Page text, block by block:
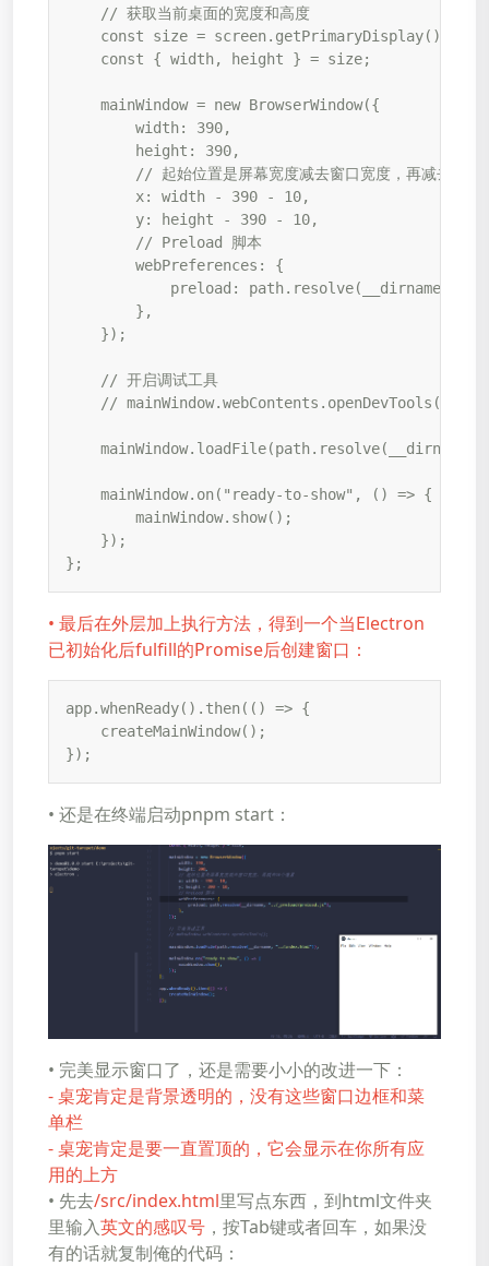
    // 获取当前桌面的宽度和高度
const size =
    const { width, height } = size;
    mainWindow = new BrowserWindow({
        width: 390,
        height: 390,
// 起始位置是屏幕宽度减去窗口宽度，再减去10个
        x: width - 390 - 10,
        y: height - 390 - 10,
        // Preload 脚本
        webPreferences: {
preload: path.resolve(__dirname,
        },
    });
    // 开启调试工具
    // mainWindow.webContents.openDevTools();
mainWindow.loadFile(path.resolve(__dirname,
    mainWindow.on("ready-to-show", () => {
        mainWindow.show();
    });
};
• 最后在外层加上执行方法，得到一个当Electron
已初始化后fulfill的Promise后创建窗口：
app.whenReady().then(() => {
    createMainWindow();
});
• 还是在终端启动pnpm start：
• 完美显示窗口了，还是需要小小的改进一下：
- 桌宠肯定是背景透明的，没有这些窗口边框和菜
单栏
- 桌宠肯定是要一直置顶的，它会显示在你所有应
用的上方
• 先去/src/index.html里写点东西，到html文件夹
里输入英文的感叹号 ，按Tab键或者回车，如果没
有的话就复制俺的代码：